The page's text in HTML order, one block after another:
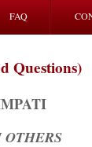
FAQ
Questions)